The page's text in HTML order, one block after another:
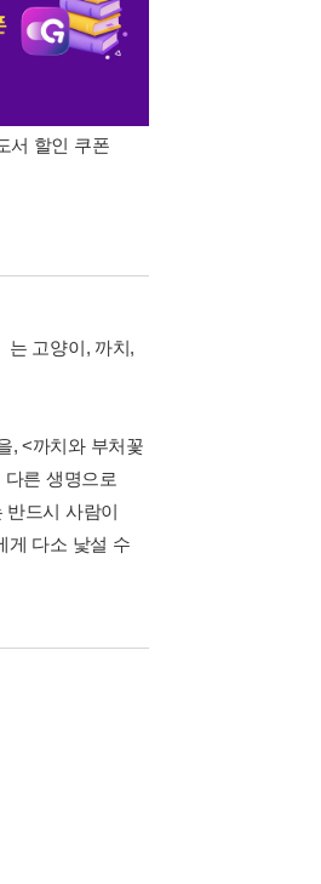
서 할인 쿠폰
는 고양이, 까치,
, <까치와 부처꽃
른 생명으로
반드시 사람이
게 다소 낯설 수